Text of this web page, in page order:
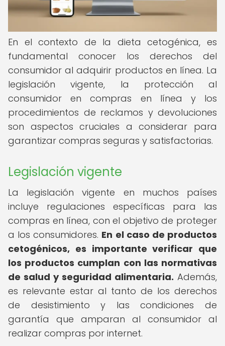
En el contexto de la dieta cetogénica, es
fundamental conocer los derechos del
consumidor al adquirir productos en línea. La
legislación vigente, la protección al
consumidor en compras en línea y los
procedimientos de reclamos y devoluciones
son aspectos cruciales a considerar para
garantizar compras seguras y satisfactorias.
Legislación vigente
La legislación vigente en muchos países
incluye regulaciones específicas para las
compras en línea, con el objetivo de proteger
a los consumidores. En el caso de productos
cetogénicos, es importante verificar que
los productos cumplan con las normativas
de salud y seguridad alimentaria. Además,
es relevante estar al tanto de los derechos
de desistimiento y las condiciones de
garantía que amparan al consumidor al
realizar compras por internet.